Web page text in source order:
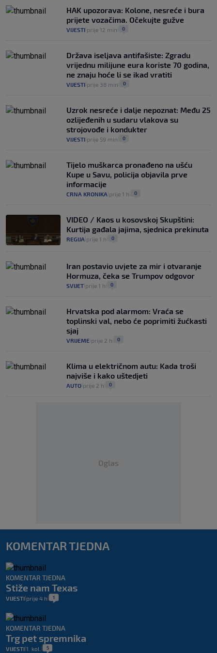
automobilom na Hvar iz Zagreba, a
koliko iz Osijeka
VIJESTI 14
HAK upozorava: Kolone, nesreće i bura
prijete vozačima. Očekujte gužve
VIJESTI prije 12 min 0
Država iseljava antifašiste: Zgradu
vrijednu milijune eura koriste 70 godina,
ne znaju hoće li se ikad vratiti
VIJESTI prije 38 min 0
Uzrok nesreće i dalje nepoznat: Među 25
ozlijeđenih u sudaru vlakova su
strojovođe i kondukter
VIJESTI prije 59 min 0
Tijelo muškarca pronađeno na ušću
Kupe u Savu, policija objavila prve
informacije
CRNA KRONIKA prije 1 h 0
VIDEO / Kaos u kosovskoj Skupštini:
Kurtija gađala jajima, sjednica prekinuta
REGIJA prije 1 h 0
Iran postavio uvjete za mir i otvaranje
Hormuza, čeka se Trumpov odgovor
SVIJET prije 1 h 0
Hrvatska pod alarmom: Vraća se
toplinski val, nebo će poprimiti žućkasti
sjaj
VRIJEME prije 2 h 0
Klima u električnom autu: Kada troši
najviše i kako uštedjeti
AUTO prije 2 h 0
Oglas
KOMENTAR TJEDNA
KOMENTAR TJEDNA
Stiže nam Texas
VIJESTI prije 4 h 1
KOMENTAR TJEDNA
Trg pet spremnika
VIJESTI 1. kol. 5